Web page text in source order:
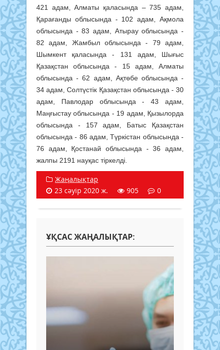
421 адам, Алматы қаласында – 735 адам,
Қарағанды облысында - 102 адам, Ақмола
облысында - 83 адам, Атырау облысында -
82 адам, Жамбыл облысында - 79 адам,
Шымкент қаласында - 131 адам, Шығыс
Қазақстан облысында - 15 адам, Алматы
облысында - 62 адам, Ақтөбе облысында -
34 адам, Солтүстік Қазақстан облысында - 30
адам, Павлодар облысында - 43 адам,
Маңғыстау облысында - 19 адам, Қызылорда
облысында - 157 адам, Батыс Қазақстан
облысында - 86 адам, Түркістан облысында -
76 адам, Қостанай облысында - 36 адам,
жалпы 2191 науқас тіркелді.
Жаңалықтар
23 сәуір 2020 ж.
905 0
ҰҚСАС ЖАҢАЛЫҚТАР: